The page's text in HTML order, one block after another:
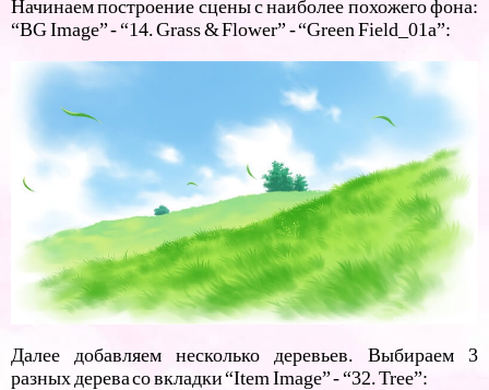
Начинаем построение сцены с наиболее похожего фона:
“BG Image” - “14. Grass & Flower” - “Green Field_01a”:
Далее добавляем несколько деревьев. Выбираем 3
разных дерева со вкладки “Item Image” - “32. Tree”: